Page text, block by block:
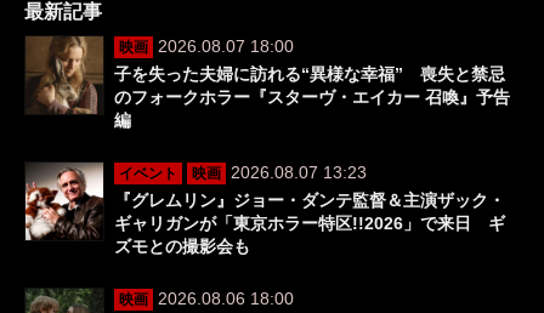
最新記事
映画
2026.08.07 18:00
子を失った夫婦に訪れる“異様な幸福” 喪失と禁忌
のフォークホラー『スターヴ・エイカー 召喚』予告
編
イベント 映画
2026.08.07 13:23
『グレムリン』ジョー・ダンテ監督＆主演ザック・
ギャリガンが「東京ホラー特区!!2026」で来日 ギ
ズモとの撮影会も
映画
2026.08.06 18:00